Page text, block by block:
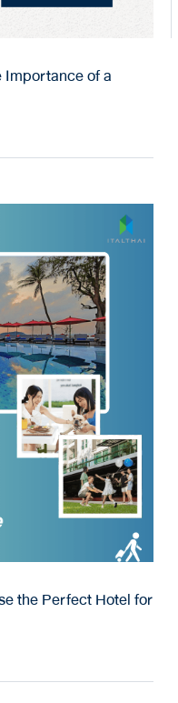
Importance of a
the Perfect Hotel for